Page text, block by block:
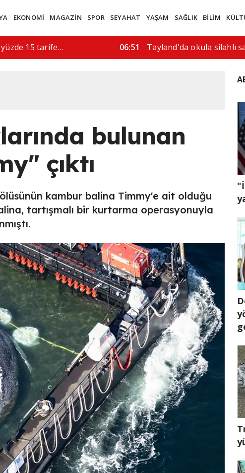
EKONOMİ MAGAZİN SPOR SEYAHAT YAŞAM SAĞLIK BİLİM
hayatını… 08:52 "İran'a askeri saldırı hala
bulunan
çıktı
kambur balina Timmy'e ait olduğu
tartışmalı bir kurtarma operasyonuyla